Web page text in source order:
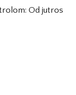
Od jutros